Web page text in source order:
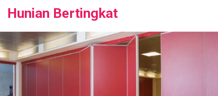
Hunian Bertingkat